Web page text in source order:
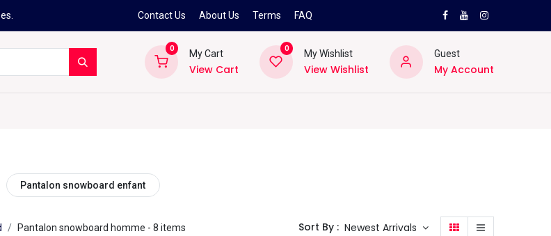
Contact Us About Us Terms FAQ
0
My Cart
View Cart
0
My Wishlist
View Wishlist
Guest
My Account
Pantalon snowboard enfant
Pantalon snowboard homme - 8 items Sort By : Newest Arrivals